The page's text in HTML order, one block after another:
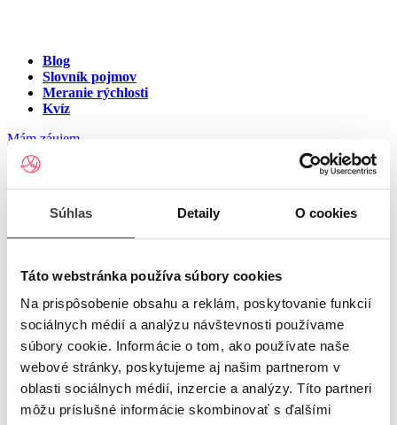
Súhlas Detaily O cookies
Táto webstránka používa súbory cookies
Na prispôsobenie obsahu a reklám, poskytovanie funkcií
sociálnych médií a analýzu návštevnosti používame
súbory cookie. Informácie o tom, ako používate naše
webové stránky, poskytujeme aj našim partnerom v
oblasti sociálnych médií, inzercie a analýzy. Títo partneri
môžu príslušné informácie skombinovať s ďalšími
Blog
Slovník pojmov
Meranie rýchlosti
Kvíz
Mám záujem
Internet v meste Janice
Zadajte ulicu a číslo pre zobrazenie ponuky internetu v meste
Zadajte ulicu a číslopre zobrazenie ponuky internetu v lokalite
Janice
Zoznam ulíc v meste Janice
Ulica
Bohužiaľ, nedisponujeme zoznamom dostupných ulíc v danom